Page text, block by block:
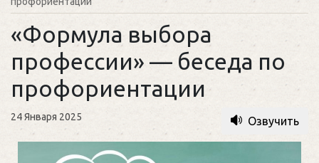
«Формула выбора
профессии» — беседа по
профориентации
24 Января 2025 Озвучить